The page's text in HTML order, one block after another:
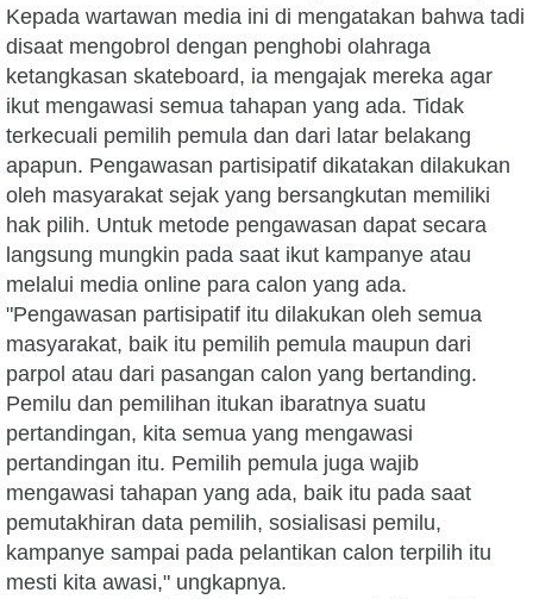
Kepada wartawan media ini di mengatakan bahwa tadi
disaat mengobrol dengan penghobi olahraga
ketangkasan skateboard, ia mengajak mereka agar
ikut mengawasi semua tahapan yang ada. Tidak
terkecuali pemilih pemula dan dari latar belakang
apapun. Pengawasan partisipatif dikatakan dilakukan
oleh masyarakat sejak yang bersangkutan memiliki
hak pilih. Untuk metode pengawasan dapat secara
langsung mungkin pada saat ikut kampanye atau
melalui media online para calon yang ada.
"Pengawasan partisipatif itu dilakukan oleh semua
masyarakat, baik itu pemilih pemula maupun dari
parpol atau dari pasangan calon yang bertanding.
Pemilu dan pemilihan itukan ibaratnya suatu
pertandingan, kita semua yang mengawasi
pertandingan itu. Pemilih pemula juga wajib
mengawasi tahapan yang ada, baik itu pada saat
pemutakhiran data pemilih, sosialisasi pemilu,
kampanye sampai pada pelantikan calon terpilih itu
mesti kita awasi," ungkapnya.